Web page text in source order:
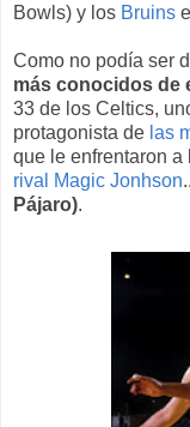
Bowls) y los Bruins
Como no podía ser
más conocidos de
33 de los Celtics,
protagonista de las
que le enfrentaron a
rival
Magic Jonhson
Pájaro).